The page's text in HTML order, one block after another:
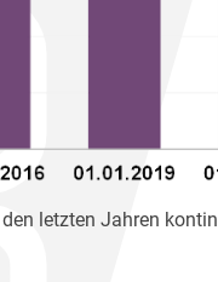
letzten Jahren